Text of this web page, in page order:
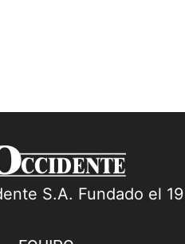
S.A. Fundado el